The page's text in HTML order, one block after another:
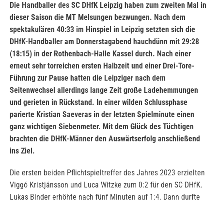
Die Handballer des SC DHfK Leipzig haben zum zweiten Mal in
dieser Saison die MT Melsungen bezwungen. Nach dem
spektakulären 40:33 im Hinspiel in Leipzig setzten sich die
DHfK-Handballer am Donnerstagabend hauchdünn mit 29:28
(18:15) in der Rothenbach-Halle Kassel durch. Nach einer
erneut sehr torreichen ersten Halbzeit und einer Drei-Tore-
Führung zur Pause hatten die Leipziger nach dem
Seitenwechsel allerdings lange Zeit große Ladehemmungen
und gerieten in Rückstand. In einer wilden Schlussphase
parierte Kristian Saeveras in der letzten Spielminute einen
ganz wichtigen Siebenmeter. Mit dem Glück des Tüchtigen
brachten die DHfK-Männer den Auswärtserfolg anschließend
ins Ziel.
Die ersten beiden Pflichtspieltreffer des Jahres 2023 erzielten
Viggó Kristjánsson und Luca Witzke zum 0:2 für den SC DHfK.
Lukas Binder erhöhte nach fünf Minuten auf 1:4. Dann durfte